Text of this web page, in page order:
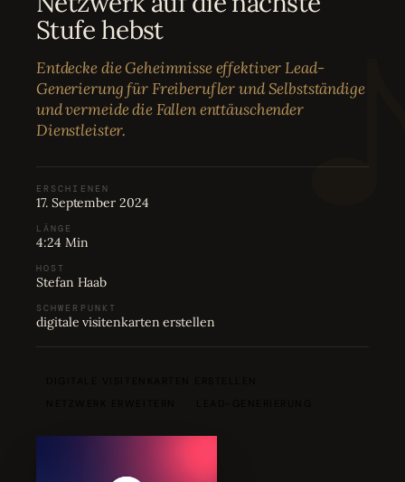
04 Bewertungen
05 Karriere
06 Partnerprogramm
Stufe hebst
Entdecke die Geheimnisse effektiver Lead-
Generierung für Freiberufler und Selbstständige
und vermeide die Fallen enttäuschender
Dienstleister.
ERSCHIENEN
17. September 2024
LÄNGE
4:24 Min
HOST
Stefan Haab
SCHWERPUNKT
digitale visitenkarten erstellen